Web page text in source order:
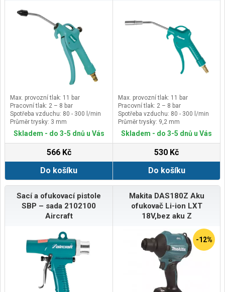
Max. provozní tlak: 11 bar
Pracovní tlak: 2 – 8 bar
Spotřeba vzduchu: 80 - 300 l/min
Průměr trysky: 3 mm
Skladem - do 3-5 dnů u Vás
566 Kč
Do košíku
Max. provozní tlak: 11 bar
Pracovní tlak: 2 – 8 bar
Spotřeba vzduchu: 80 - 300 l/min
Průměr trysky: 9,2 mm
Skladem - do 3-5 dnů u Vás
530 Kč
Do košíku
Sací a ofukovací pistole
SBP – sada 2102100
Aircraft
Makita DAS180Z Aku
ofukovač Li-ion LXT
18V,bez aku Z
-12%